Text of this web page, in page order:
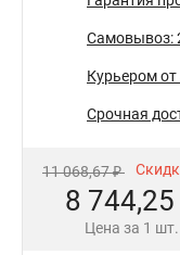
Самовывоз:
Курьером от
Срочная
11 068,67 ₽
8 744,25
Цена за 1 шт.